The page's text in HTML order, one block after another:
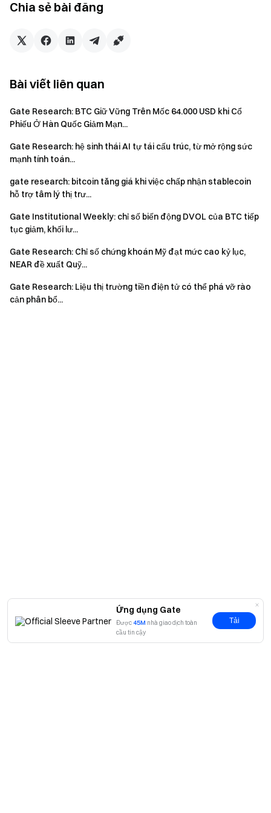
Ứng dụng Gate
Được45M nhà giao dịch toàn
cầu tin cậy
Tải
Nhóm Gate
Giao dịch hơn 4,900 loại tiền điện tử một cách an toàn,
Hành động ngay
và nhận phần thưởng chào mừng lên tới $10,000
Mời bạn bèvà kiếm hoa hồng 40%
Giữ kết nối
Truy cập trang web chính thức của Gate
Tải xuống ứng dụng Gate | Máy tính
thưởng
Tham gia cộng đồng Telegram của chúng tôi
về các chủ đề thịnh hành
Tương tác với cộng đồng toàn cầu của chúng tôi
thông tin chi tiết mới nhất
Minh bạch & Bảo mật
Chia sẻ bài đăng
Bài viết liên quan
Gate Research: BTC Giữ Vững Trên Mốc 64.000 USD khi Cổ
Phiếu Ở Hàn Quốc Giảm Mạn...
Gate Research: hệ sinh thái AI tự tái cấu trúc, từ mở rộng sức
mạnh tính toán...
gate research: bitcoin tăng giá khi việc chấp nhận stablecoin
hỗ trợ tâm lý thị trư...
Gate Institutional Weekly: chỉ số biến động DVOL của BTC tiếp
tục giảm, khối lư...
Gate Research: Chỉ số chứng khoán Mỹ đạt mức cao kỷ lục,
NEAR đề xuất Quỹ...
Gate Research: Liệu thị trường tiền điện tử có thể phá vỡ rào
cản phân bổ...